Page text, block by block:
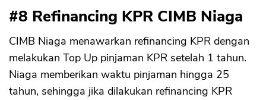
#8 Refinancing KPR CIMB Niaga
CIMB Niaga menawarkan refinancing KPR dengan
melakukan Top Up pinjaman KPR setelah 1 tahun.
Niaga memberikan waktu pinjaman hingga 25
tahun, sehingga jika dilakukan refinancing KPR